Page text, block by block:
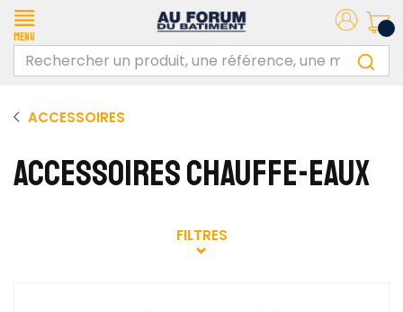
Menu
ACCESSOIRES
ACCESSOIRES CHAUFFE-EAUX
FILTRES